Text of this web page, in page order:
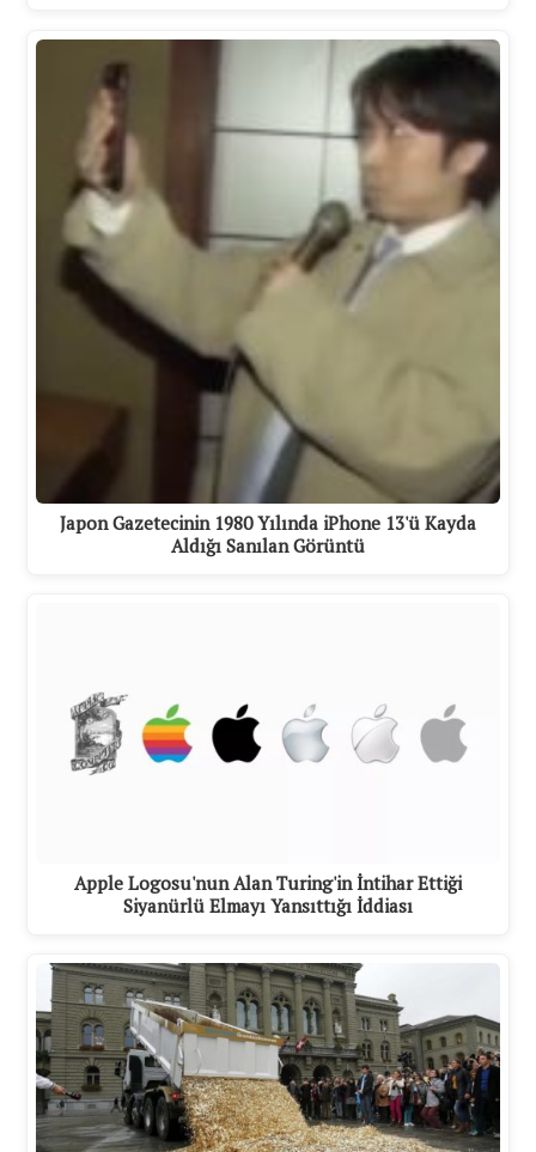
Japon Gazetecinin 1980 Yılında iPhone 13'ü Kayda
Aldığı Sanılan Görüntü
Apple Logosu'nun Alan Turing'in İntihar Ettiği
Siyanürlü Elmayı Yansıttığı İddiası